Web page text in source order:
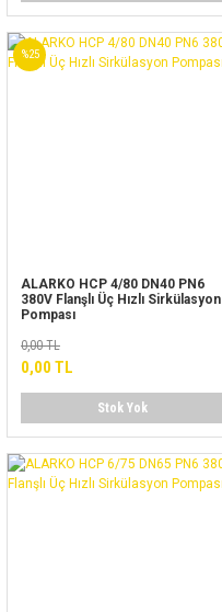
%25
ALARKO HCP 4/80 DN40 PN6
380V Flanşlı Üç Hızlı Sirkülasyon
Pompası
0,00 TL
0,00 TL
Stok Yok